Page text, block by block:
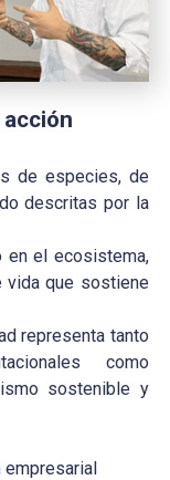
de especies, de
descritas por la
en el ecosistema,
vida que sostiene
representa tanto
como
sostenible y
empresarial